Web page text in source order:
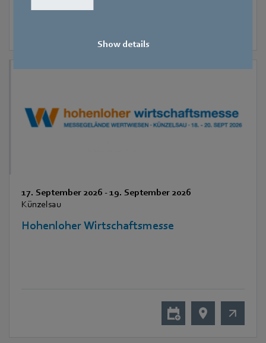
Show details
17. September 2026 -19. September 2026
Künzelsau
Hohenloher Wirtschaftsmesse